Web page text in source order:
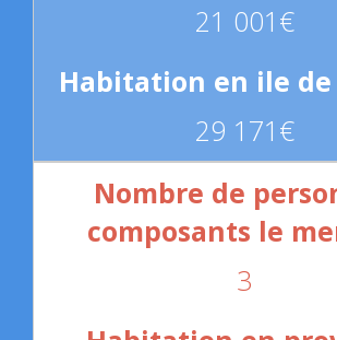
21 001€
29 171€
3